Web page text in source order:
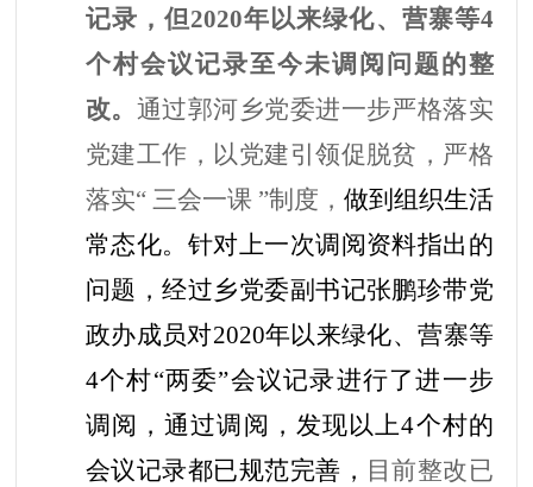
记录，但2020年以来绿化、营寨等4
个村会议记录至今未调阅问题的整
改。 通过郭河乡党委进一步严格落实
党建工作，以党建引领促脱贫，严格
落实“ 三会一课 ”制度， 做到组织生活
常态化。针对上一次调阅资料指出的
问题，经过乡党委副书记张鹏珍带党
政办成员对2020年以来绿化、营寨等
4个村“两委”会议记录进行了进一步
调阅，通过调阅，发现以上4个村的
会议记录都已规范完善， 目前整改已